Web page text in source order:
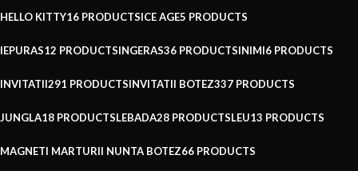
HELLO KITTY16 PRODUCTSICE AGE5 PRODUCTS
IEPURAS12 PRODUCTSINGERAS36 PRODUCTSINIMI6 PRODUCTS
INVITATII291 PRODUCTSINVITATII BOTEZ337 PRODUCTS
JUNGLA18 PRODUCTSLEBADA28 PRODUCTSLEU13 PRODUCTS
MAGNETI MARTURII NUNTA BOTEZ66 PRODUCTS